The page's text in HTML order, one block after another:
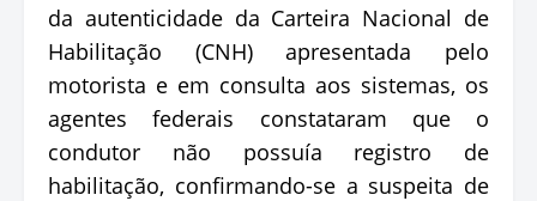
da autenticidade da Carteira Nacional de
Habilitação (CNH) apresentada pelo
motorista e em consulta aos sistemas, os
agentes federais constataram que o
condutor não possuía registro de
habilitação, confirmando-se a suspeita de